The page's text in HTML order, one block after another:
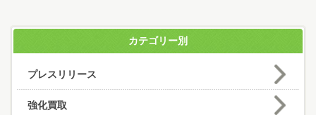
カテゴリー別
プレスリリース
強化買取